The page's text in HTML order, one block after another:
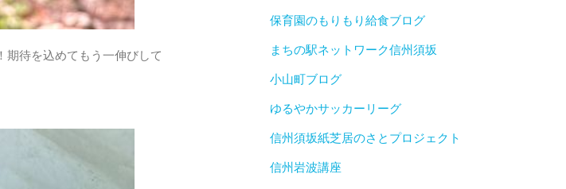
期待を込めてもう一伸びして
保育園のもりもり給食ブログ
まちの駅ネットワーク信州須坂
小山町ブログ
ゆるやかサッカーリーグ
信州須坂紙芝居のさとプロジェクト
信州岩波講座